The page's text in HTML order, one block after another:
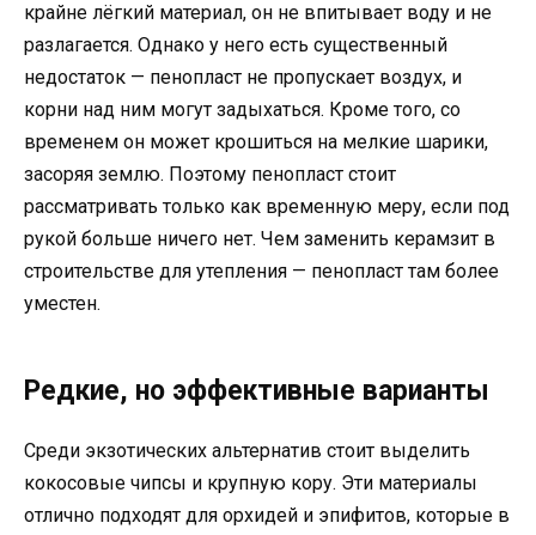
крайне лёгкий материал, он не впитывает воду и не
разлагается. Однако у него есть существенный
недостаток — пенопласт не пропускает воздух, и
корни над ним могут задыхаться. Кроме того, со
временем он может крошиться на мелкие шарики,
засоряя землю. Поэтому пенопласт стоит
рассматривать только как временную меру, если под
рукой больше ничего нет. Чем заменить керамзит в
строительстве для утепления — пенопласт там более
уместен.
Редкие, но эффективные варианты
Среди экзотических альтернатив стоит выделить
кокосовые чипсы и крупную кору. Эти материалы
отлично подходят для орхидей и эпифитов, которые в